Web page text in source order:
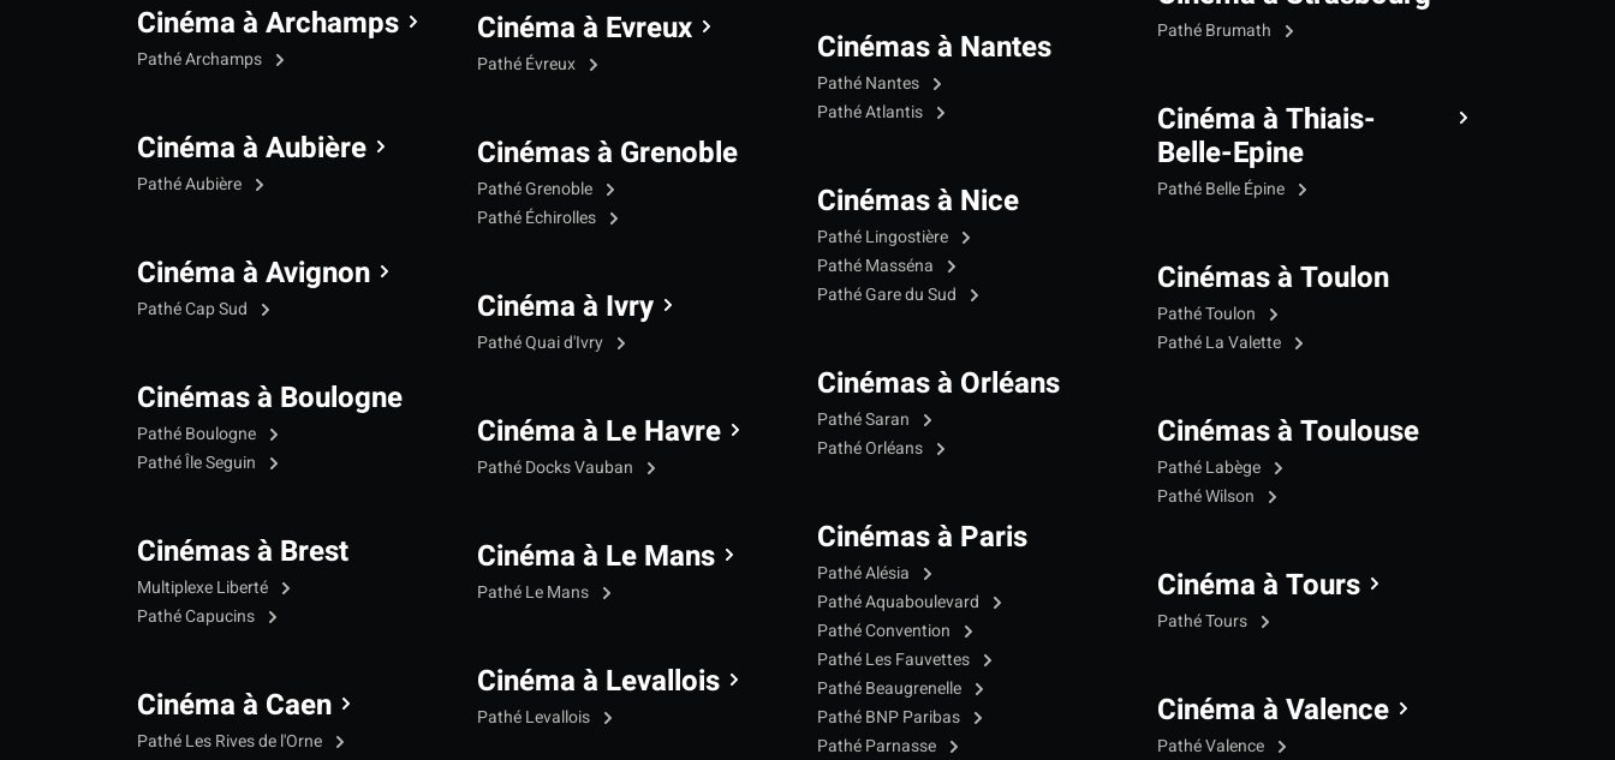
Cinéma à Archamps
Pathé Archamps
Cinéma à Aubière
Pathé Aubière
Cinéma à Avignon
Pathé Cap Sud
Cinémas à Boulogne
Pathé Boulogne
Pathé Île Seguin
Cinémas à Brest
Multiplexe Liberté
Pathé Capucins
Cinéma à Caen
Pathé Les Rives de l'Orne
Cinéma à Evreux
Pathé Évreux
Cinémas à Grenoble
Pathé Grenoble
Pathé Échirolles
Cinéma à Ivry
Pathé Quai d'Ivry
Cinéma à Le Havre
Pathé Docks Vauban
Cinéma à Le Mans
Pathé Le Mans
Cinéma à Levallois
Pathé Levallois
Cinémas à Nantes
Pathé Nantes
Pathé Atlantis
Cinémas à Nice
Pathé Lingostière
Pathé Masséna
Pathé Gare du Sud
Cinémas à Orléans
Pathé Saran
Pathé Orléans
Cinémas à Paris
Pathé Alésia
Pathé Aquaboulevard
Pathé Convention
Pathé Les Fauvettes
Pathé Beaugrenelle
Pathé BNP Paribas
Pathé Parnasse
Pathé Brumath
Cinéma à Thiais-
Belle-Epine
Pathé Belle Épine
Cinémas à Toulon
Pathé Toulon
Pathé La Valette
Cinémas à Toulouse
Pathé Labège
Pathé Wilson
Cinéma à Tours
Pathé Tours
Cinéma à Valence
Pathé Valence